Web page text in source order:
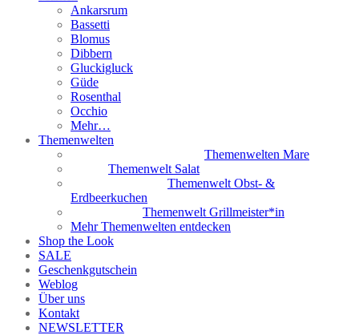
Ankarsrum
Bassetti
Blomus
Dibbern
Gluckigluck
Güde
Rosenthal
Occhio
Mehr…
Themenwelten
Themenwelten Mare
Themenwelt Salat
Themenwelt Obst- &
Erdbeerkuchen
Themenwelt Grillmeister*in
Mehr Themenwelten entdecken
Shop the Look
SALE
Geschenkgutschein
Weblog
Über uns
Kontakt
NEWSLETTER